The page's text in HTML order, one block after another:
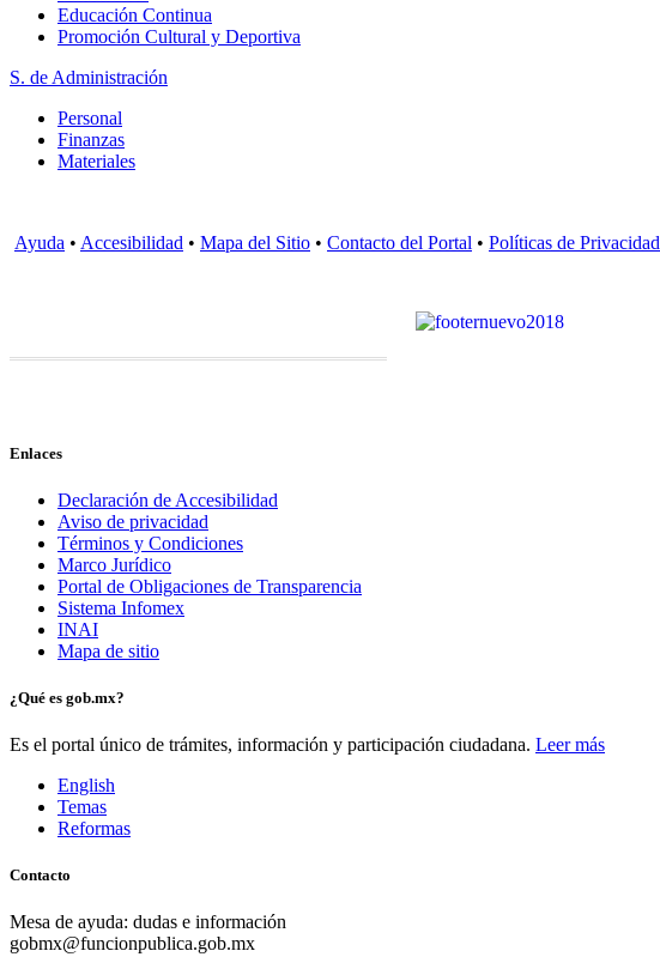
Educación Continua
Promoción Cultural y Deportiva
S. de Administración
Personal
Finanzas
Materiales
Ayuda • Accesibilidad • Mapa del Sitio • Contacto del Portal • Políticas de Privacidad
Enlaces
Declaración de Accesibilidad
Aviso de privacidad
Términos y Condiciones
Marco Jurídico
Portal de Obligaciones de Transparencia
Sistema Infomex
INAI
Mapa de sitio
¿Qué es gob.mx?
Es el portal único de trámites, información y participación ciudadana. Leer más
English
Temas
Reformas
Contacto
Mesa de ayuda: dudas e información
gobmx@funcionpublica.gob.mx